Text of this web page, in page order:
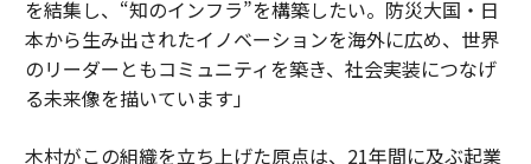
を結集し、“知のインフラ”を構築したい。防災大国・日
本から生み出されたイノベーションを海外に広め、世界
のリーダーともコミュニティを築き、社会実装につなげ
る未来像を描いています」
木村がこの組織を立ち上げた原点は、21年間に及ぶ起業